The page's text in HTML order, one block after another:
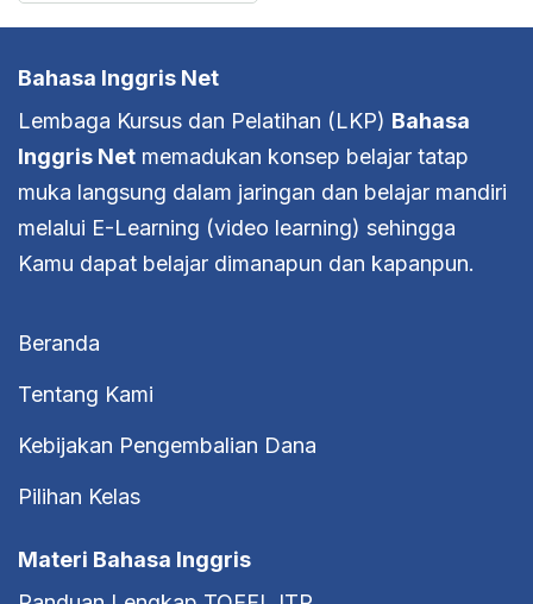
Bahasa Inggris Net
Lembaga Kursus dan Pelatihan (LKP) Bahasa
Inggris Net memadukan konsep belajar tatap
muka langsung dalam jaringan dan belajar mandiri
melalui E-Learning (video learning) sehingga
Kamu dapat belajar dimanapun dan kapanpun.
Beranda
Tentang Kami
Kebijakan Pengembalian Dana
Pilihan Kelas
Materi Bahasa Inggris